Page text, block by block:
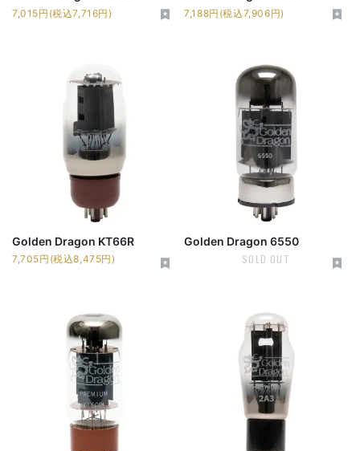
7,015円(税込7,716円) 7,188円(税込7,906円)
Golden Dragon KT66R
7,705円(税込8,475円)
Golden Dragon 6550
SOLD OUT